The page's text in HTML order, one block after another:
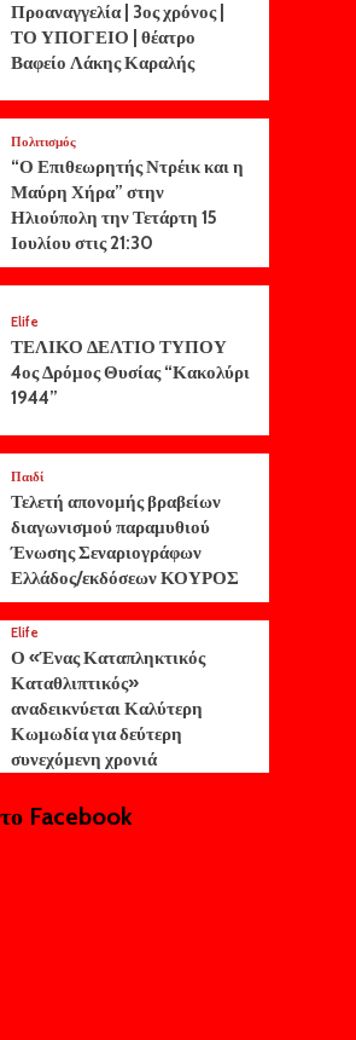
Προαναγγελία | 3ος χρόνος |
ΤΟ ΥΠΟΓΕΙΟ | θέατρο
Βαφείο Λάκης Καραλής
Πολιτισμός
“Ο Επιθεωρητής Ντρέικ και η
Μαύρη Χήρα” στην
Ηλιούπολη την Τετάρτη 15
Ιουλίου στις 21:30
Elife
ΤΕΛΙΚΟ ΔΕΛΤΙΟ ΤΥΠΟΥ
4ος Δρόμος Θυσίας “Κακολύρι
1944”
Παιδί
Τελετή απονομής βραβείων
διαγωνισμού παραμυθιού
Ένωσης Σεναριογράφων
Ελλάδος/εκδόσεων ΚΟΥΡΟΣ
Elife
Ο «Ένας Καταπληκτικός
Καταθλιπτικός»
αναδεικνύεται Καλύτερη
Κωμωδία για δεύτερη
συνεχόμενη χρονιά
Facebook